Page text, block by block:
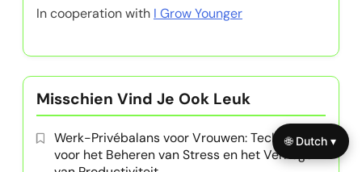
In cooperation with I Grow Younger
Misschien Vind Je Ook Leuk
Werk-Privébalans voor Vrouwen: Technieken
voor het Beheren van Stress en het Verhogen
🌐 Dutch ▾